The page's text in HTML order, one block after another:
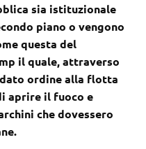
sia istituzionale
piano o vengono
questa del
il quale, attraverso
ordine alla flotta
aprire il fuoco e
che dovessero